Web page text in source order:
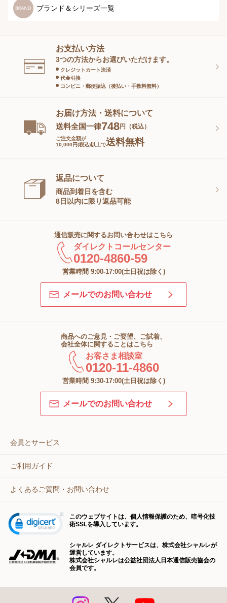
スペシャルケア
スキンケアグッズ
健康食品
ブランド＆シリーズ一覧
お支払い方法
3つの方法からお選びいただけます。
クレジットカート決済
代金引換
コンビニ・郵便振込（後払い・手数料無料）
お届け方法・送料について
送料全国一律748円（税込）
ご注文金額が
10,000円(税込)以上で送料無料
返品について
商品到着日を含む
8日以内に限り返品可能
通信販売に関するお問い合わせはこちら
ダイレクトコールセンター
0120-4860-59
営業時間 9:00-17:00(土日祝は除く)
メールでのお問い合わせ
商品へのご意見・ご要望、ご試着、
会社全体に関することはこちら
お客さま相談室
0120-11-4860
営業時間 9:30-17:00(土日祝は除く)
メールでのお問い合わせ
会員とサービス
ご利用ガイド
よくあるご質問・お問い合わせ
このウェブサイトは、個人情報保護のため、暗号化技
術SSLを導入しています。
シャルレ ダイレクトサービスは、株式会社シャルレが
運営しています。
株式会社シャルレは公益社団法人日本通信販売協会の
会員です。